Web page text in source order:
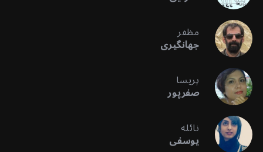
مظفر
جهانگیری
پریسا
صفرپور
نائله
یوسفی